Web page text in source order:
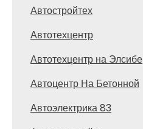
Автостройтех
Автотехцентр
Автотехцентр на Элсибе
Автоцентр На Бетонной
Автоэлектрика 83